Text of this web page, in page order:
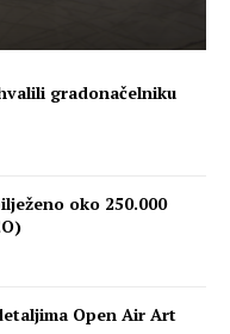
gradonačelniku
oko 250.000
Open Air Art